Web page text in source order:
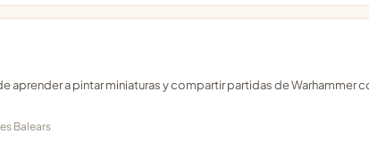
aprender a pintar miniaturas y compartir partidas de Warhammer
Balears